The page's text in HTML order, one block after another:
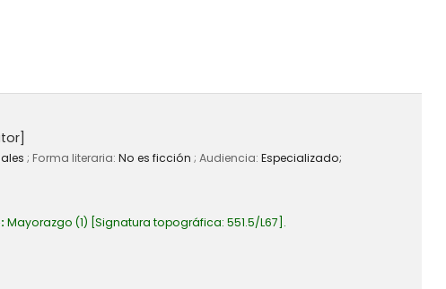
; Forma literaria: No es ficción ; Audiencia: Especializado;
Mayorazgo (1) Signatura topográfica: 551.5/L67 .